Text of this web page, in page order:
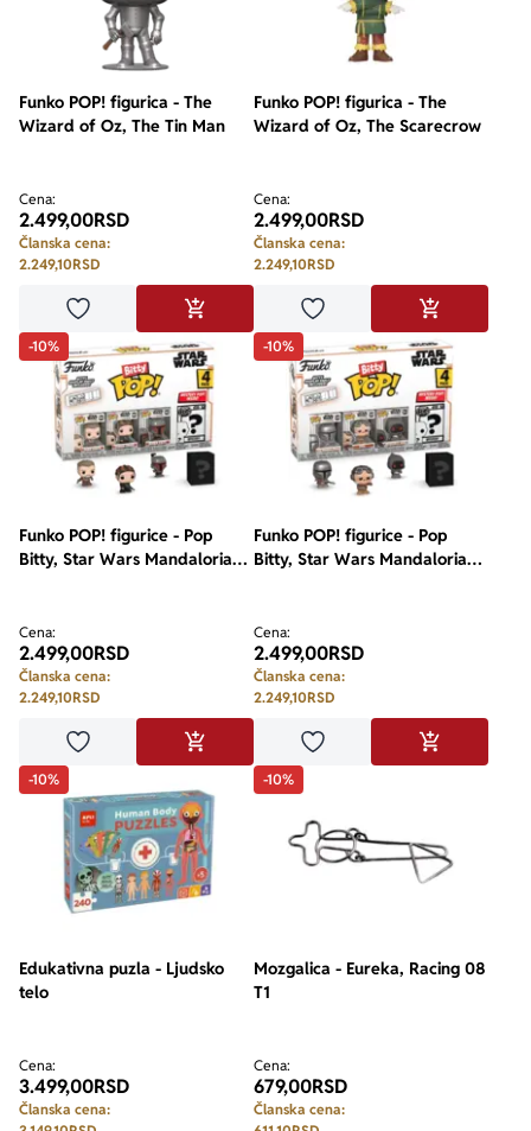
Funko POP! figurica - The
Wizard of Oz, The Tin Man
Cena:
2.499,00RSD
Članska cena:
2.249,10RSD
Dodaj u omiljeneDODAJ U KORPU
Funko POP! figurica - The
Wizard of Oz, The Scarecrow
Cena:
2.499,00RSD
Članska cena:
2.249,10RSD
Dodaj u omiljeneDODAJ U
-10%
Funko POP! figurice - Pop
Bitty, Star Wars Mandalorian
Cena:
2.499,00RSD
Članska cena:
2.249,10RSD
Dodaj u omiljeneDODAJ U KORPU
-10%
Funko POP! figurice - Pop
Bitty, Star Wars Mandalorian,
Cena:
2.499,00RSD
Članska cena:
2.249,10RSD
Dodaj u omiljeneDODAJ U
-10%
Edukativna puzla - Ljudsko
telo
Cena:
3.499,00RSD
Članska cena:
-10%
Mozgalica - Eureka, Racing 08
T1
Cena:
679,00RSD
Članska cena: